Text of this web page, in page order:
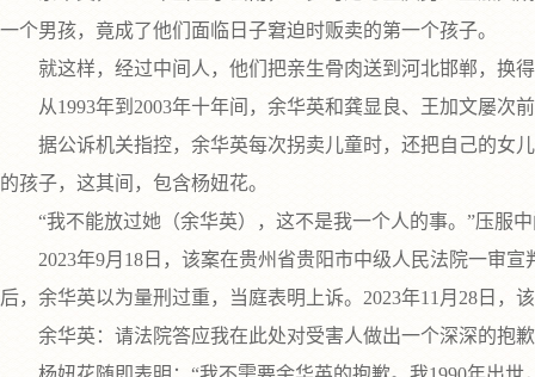
一个男孩，竟成了他们面临日子窘迫时贩卖的第一个孩子。
就这样，经过中间人，他们把亲生骨肉送到河北邯郸，换
从1993年到2003年十年间，余华英和龚显良、王加文屡次
据公诉机关指控，余华英每次拐卖儿童时，还把自己的女儿
的孩子，这其间，包含杨妞花。
“我不能放过她（余华英），这不是我一个人的事。”压服中
2023年9月18日，该案在贵州省贵阳市中级人民法院一审宣
后，余华英以为量刑过重，当庭表明上诉。2023年11月28日，
余华英：请法院答应我在此处对受害人做出一个深深的抱歉